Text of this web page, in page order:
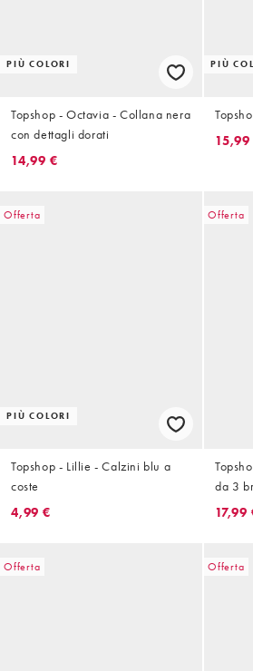
PIÙ COLORI
Topshop - Octavia - Collana nera
con dettagli dorati
14,99 €
PIÙ
15,99
Offerta
PIÙ COLORI
Topshop - Lillie - Calzini blu a
coste
4,99 €
Offerta
da 3
colore
17,99
Offerta Offerta